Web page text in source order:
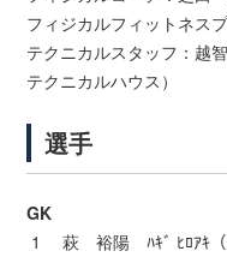
フィジカルフィットネス
テクニカルスタッフ：
テクニカルハウス）
選手
GK
1 萩 裕陽 ﾊｷﾞ ﾋﾛｱｷ（